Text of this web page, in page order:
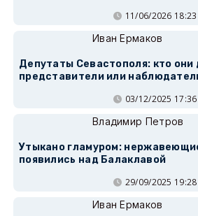
11/06/2026 18:23
Иван Ермаков
Депутаты Севастополя: кто они
представители или
03/12/2025 17:36
Владимир Петров
Утыкано гламуром:
появились над Балаклавой
29/09/2025 19:28
Иван Ермаков